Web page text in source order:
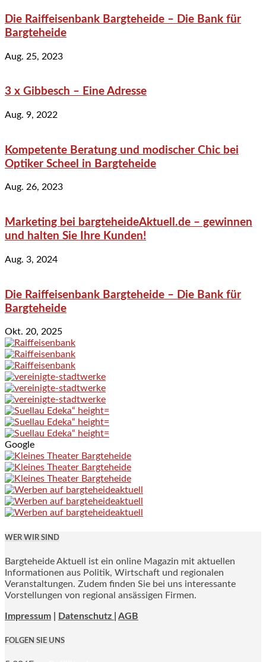
Die Raiffeisenbank Bargteheide – Die Bank für
Bargteheide
Aug. 25, 2023
3 x Gibbesch – Eine Adresse
Aug. 9, 2022
Kompetente Beratung und modischer Chic bei
Optiker Scheel in Bargteheide
Aug. 26, 2023
Marketing bei bargteheideAktuell.de – gewinnen
und halten Sie Ihre Kunden!
Aug. 3, 2024
Die Raiffeisenbank Bargteheide – Die Bank für
Bargteheide
Okt. 20, 2025
Google
WER WIR SIND
Bargteheide Aktuell ist ein online Magazin mit aktuellen
Informationen aus Politik, Wirtschaft und regionalen
Veranstaltungen. Zudem finden Sie bei uns interessante
Vorstellungen von regional ansässigen Firmen.
Impressum Datenschutz | AGB
FOLGEN SIE UNS